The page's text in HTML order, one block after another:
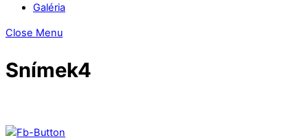
Galéria
Close Menu
Snímek4